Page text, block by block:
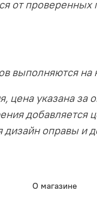
от
выполняются
цена указана за
добавляется
оправы и
О магазине